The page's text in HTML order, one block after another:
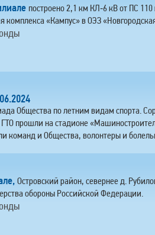
построено 2,1 км КЛ‑6 кВ от ПС
комплекса «Кампус» в ОЭЗ
Общества по летним видам спорта.
прошли на стадионе
команд и Общества, волонтеры и
Островский район, севернее д.
обороны Российской Федерации.